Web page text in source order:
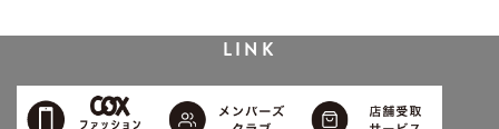
LINK